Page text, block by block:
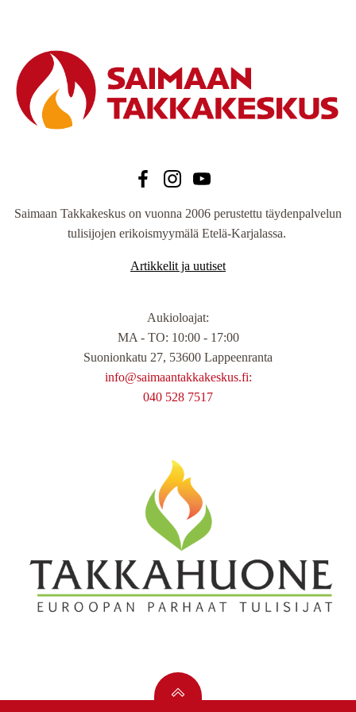
Saimaan Takkakeskus on vuonna 2006 perustettu täydenpalvelun
tulisijojen erikoismyymälä Etelä-Karjalassa.
Artikkelit ja uutiset
Aukioloajat:
MA - TO: 10:00 - 17:00
Suonionkatu 27, 53600 Lappeenranta
info@saimaantakkakeskus.fi:
040 528 7517